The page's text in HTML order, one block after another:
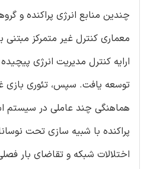
چندین منابع انرژی پراکنده و
معماری کنترل غیر متمرکز
ارایه کنترل مدیریت انرژی
توسعه یافت. سپس، تئوری بازی
هماهنگی چند عاملی در سیستم
پراکنده با شبیه سازی تحت
اختلالات شبکه و تقاضای بار